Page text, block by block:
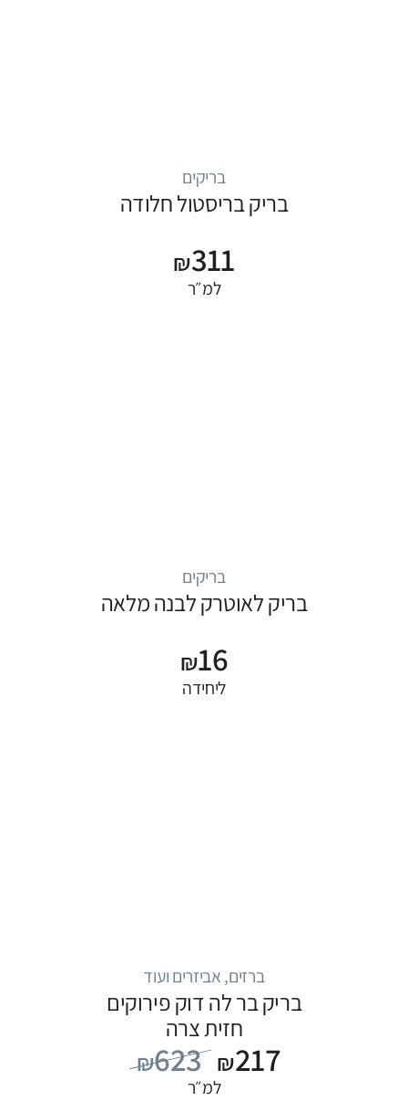
בריקים
בריק בריסטול חלודה
₪311
למ״ר
בריקים
בריק לאוטרק לבנה מלאה
₪16
ליחידה
ברזים, אביזרים ועוד
בריק בר לה דוק פירוקים
חזית צרה
₪623 ₪217
למ״ר